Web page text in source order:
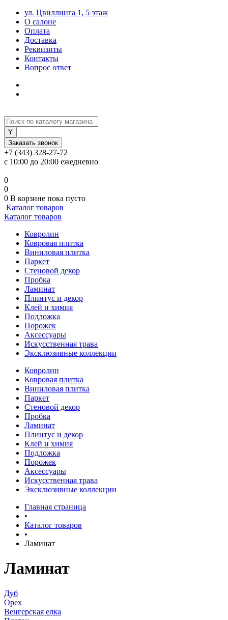
ул. Цвиллинга 1, 5 этаж
О салоне
Оплата
Доставка
Реквизиты
Контакты
Вопрос ответ
Заказать звонок
+7 (343) 328-27-72
с 10:00 до 20:00 ежедневно
0
0
0 В корзине пока пусто
Каталог товаров
Каталог товаров
Ковролин
Ковровая плитка
Виниловая плитка
Паркет
Стеновой декор
Пробка
Ламинат
Плинтус и декор
Клей и химия
Подложка
Порожек
Аксессуары
Искусственная трава
Эксклюзивные коллекции
Ковролин
Ковровая плитка
Виниловая плитка
Паркет
Стеновой декор
Пробка
Ламинат
Плинтус и декор
Клей и химия
Подложка
Порожек
Аксессуары
Искусственная трава
Эксклюзивные коллекции
Главная страница
•
Каталог товаров
•
Ламинат
Ламинат
Дуб
Орех
Венгерская елка